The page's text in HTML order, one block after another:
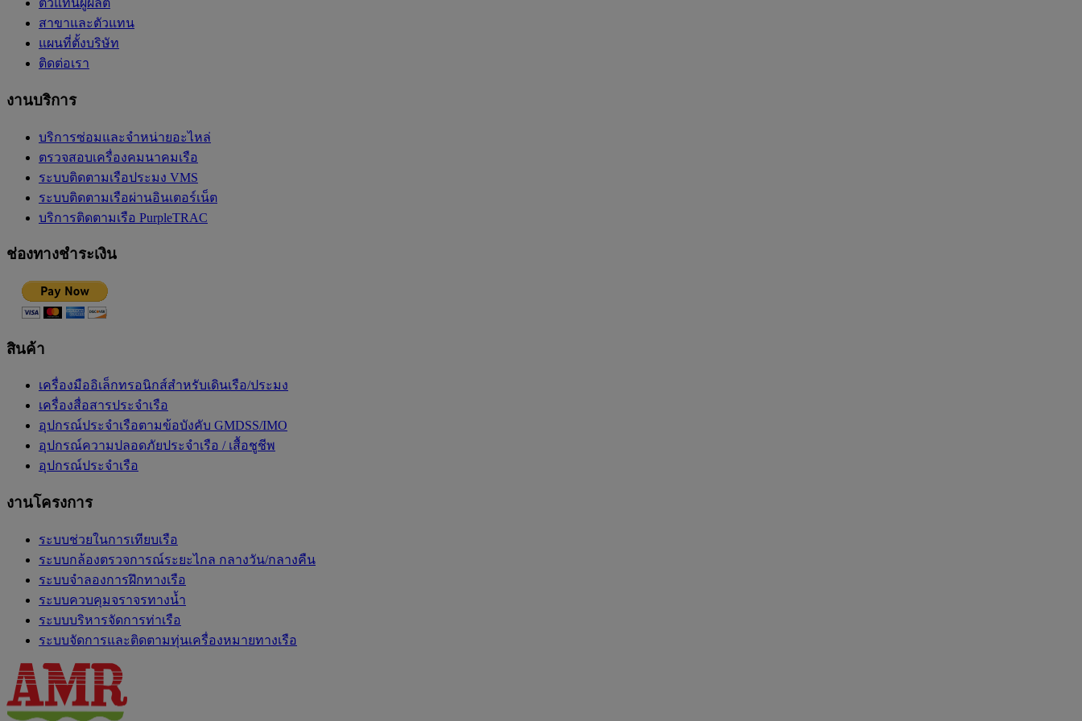
ตัวแทนผู้ผลิต
สาขาและตัวแทน
แผนที่ตั้งบริษัท
ติดต่อเรา
งานบริการ
บริการซ่อมและจำหน่ายอะไหล่
ตรวจสอบเครื่องคมนาคมเรือ
ระบบติดตามเรือประมง VMS
ระบบติดตามเรือผ่านอินเตอร์เน็ต
บริการติดตามเรือ PurpleTRAC
ช่องทางชำระเงิน
สินค้า
เครื่องมืออิเล็กทรอนิกส์สำหรับเดินเรือ/ประมง
เครื่องสื่อสารประจำเรือ
อุปกรณ์ประจำเรือตามข้อบังคับ GMDSS/IMO
อุปกรณ์ความปลอดภัยประจำเรือ / เสื้อชูชีพ
อุปกรณ์ประจำเรือ
งานโครงการ
ระบบช่วยในการเทียบเรือ
ระบบกล้องตรวจการณ์ระยะไกล กลางวัน/กลางคืน
ระบบจำลองการฝึกทางเรือ
ระบบควบคุมจราจรทางน้ำ
ระบบบริหารจัดการท่าเรือ
ระบบจัดการและติดตามทุ่นเครื่องหมายทางเรือ